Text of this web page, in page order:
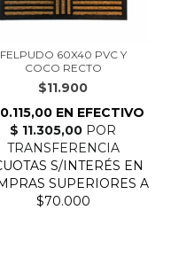
FELPUDO 60X40 PVC Y
COCO RECTO
$11.900